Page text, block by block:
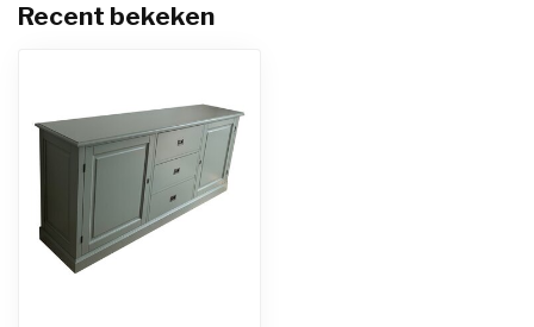
Recent bekeken